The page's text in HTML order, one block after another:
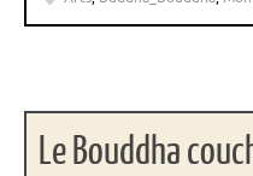
Le Bouddha